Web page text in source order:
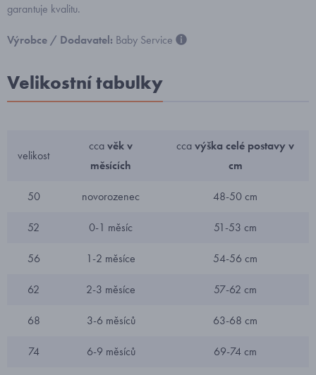
garantuje kvalitu.
Výrobce / Dodavatel: Baby Service
Velikostní tabulky
velikost
ccavěk v
měsících
ccavýška celé postavy v
cm
50 novorozenec 48-50 cm
52 0-1 měsíc 51-53 cm
56 1-2 měsíce 54-56 cm
62 2-3 měsíce 57-62 cm
68 3-6 měsíců 63-68 cm
74 6-9 měsíců 69-74 cm